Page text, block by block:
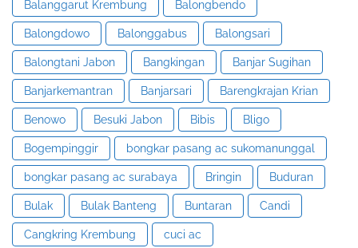
Balanggarut Krembung Balongbendo
Balongdowo Balonggabus Balongsari
Balongtani Jabon Bangkingan Banjar Sugihan
Banjarkemantran Banjarsari Barengkrajan Krian
Benowo Besuki Jabon Bibis Bligo
Bogempinggir bongkar pasang ac sukomanunggal
bongkar pasang ac surabaya Bringin Buduran
Bulak Bulak Banteng Buntaran Candi
Cangkring Krembung cuci ac